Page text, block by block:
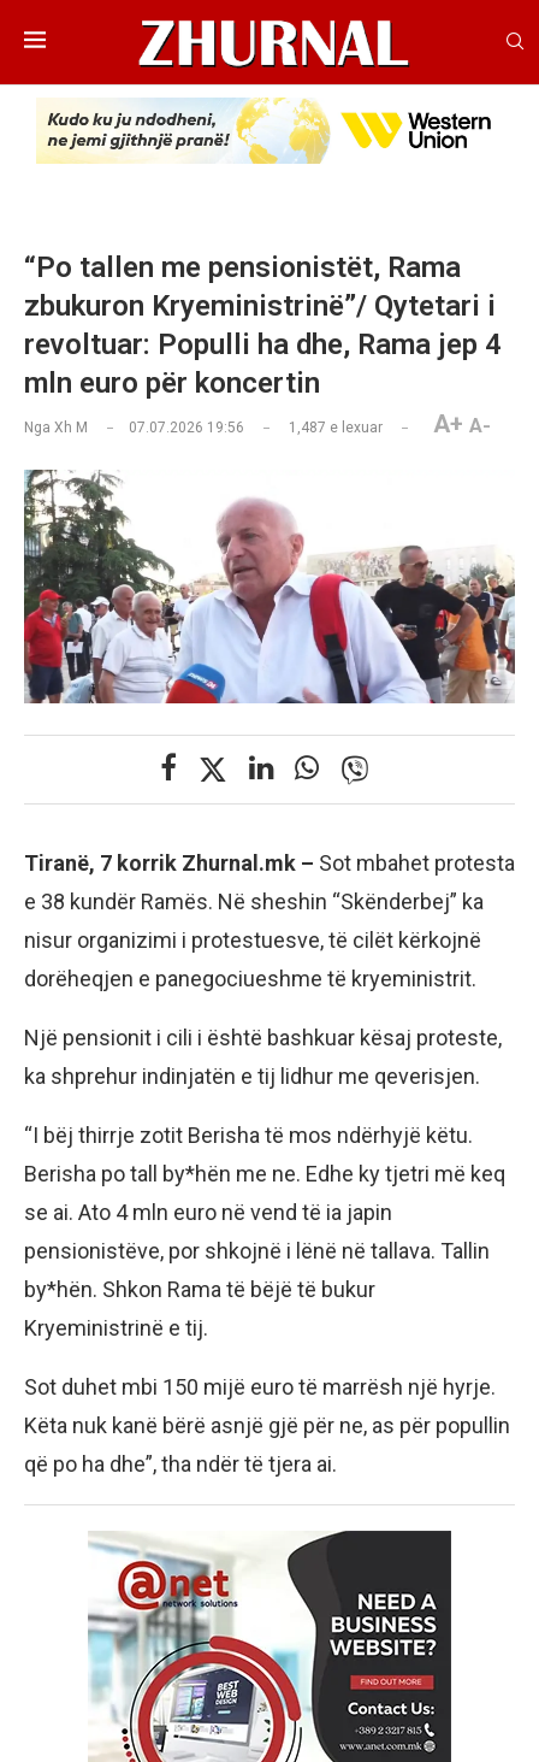
“Po tallen me pensionistët, Rama
zbukuron Kryeministrinë”/ Qytetari i
revoltuar: Populli ha dhe, Rama jep 4
mln euro për koncertin
Nga Xh M 07.07.2026 19:56 1,487 e lexuar A+ A-
Tiranë, 7 korrik Zhurnal.mk – Sot mbahet protesta
e 38 kundër Ramës. Në sheshin “Skënderbej” ka
nisur organizimi i protestuesve, të cilët kërkojnë
dorëheqjen e panegociueshme të kryeministrit.
Një pensionit i cili i është bashkuar kësaj proteste,
ka shprehur indinjatën e tij lidhur me qeverisjen.
“I bëj thirrje zotit Berisha të mos ndërhyjë këtu.
Berisha po tall by*hën me ne. Edhe ky tjetri më keq
se ai. Ato 4 mln euro në vend të ia japin
pensionistëve, por shkojnë i lënë në tallava. Tallin
by*hën. Shkon Rama të bëjë të bukur
Kryeministrinë e tij.
Sot duhet mbi 150 mijë euro të marrësh një hyrje.
Këta nuk kanë bërë asnjë gjë për ne, as për popullin
që po ha dhe”, tha ndër të tjera ai.